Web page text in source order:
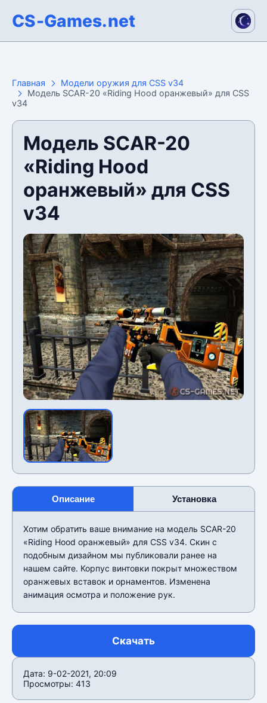
CS-Games.net
Главная
Модели оружия для CSS v34
Модель SCAR-20 «Riding Hood оранжевый» для CSS
v34
Модель SCAR-20
«Riding Hood
оранжевый» для CSS
v34
Описание Установка
Хотим обратить ваше внимание на модель SCAR-20
«Riding Hood оранжевый» для CSS v34. Скин с
подобным дизайном мы публиковали ранее на
нашем сайте. Корпус винтовки покрыт множеством
оранжевых вставок и орнаментов. Изменена
анимация осмотра и положение рук.
Скачать
Дата: 9-02-2021, 20:09
Просмотры: 413